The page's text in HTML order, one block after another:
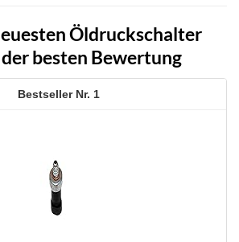
Öldruckschalter
besten Bewertung
1